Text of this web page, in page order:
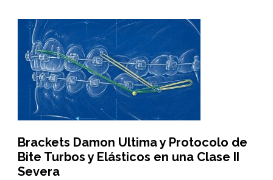
Brackets Damon Ultima y Protocolo de
Bite Turbos y Elásticos en una Clase II
Severa